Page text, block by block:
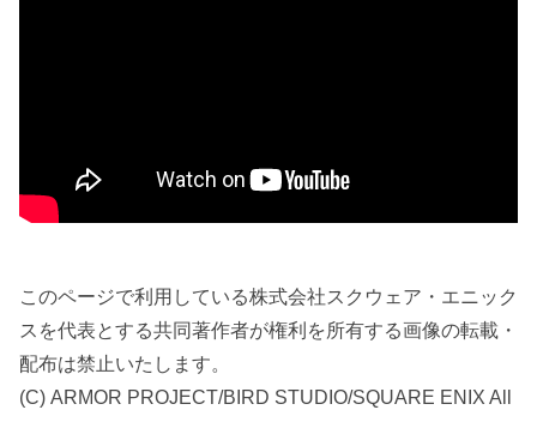
このページで利用している株式会社スクウェア・エニック
スを代表とする共同著作者が権利を所有する画像の転載・
配布は禁止いたします。
(C) ARMOR PROJECT/BIRD STUDIO/SQUARE ENIX All